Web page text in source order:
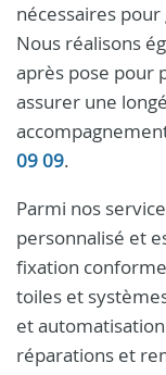
nécessaires
Nous réalisons
après pose pour
assurer une
09 09.
Parmi nos
personnalisé et
fixation
toiles et
et
réparations et